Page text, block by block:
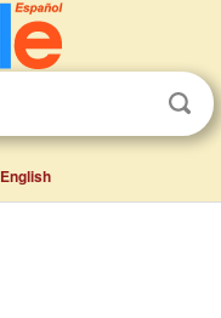
English